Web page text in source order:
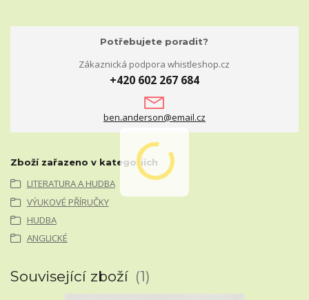
Potřebujete poradit?
Zákaznická podpora whistleshop.cz
+420 602 267 684
ben.anderson@email.cz
Zboží zařazeno v kategoriích
LITERATURA A HUDBA
VÝUKOVÉ PŘÍRUČKY
HUDBA
ANGLICKÉ
Související zboží 1